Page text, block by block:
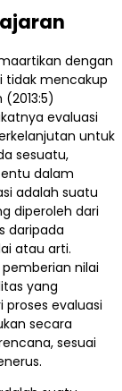
dengan
tidak mencakup
evaluasi
untuk
sesuatu,
dalam
adalah suatu
diperoleh dari
daripada
atau arti.
nilai
yang
proses evaluasi
secara
sesuai